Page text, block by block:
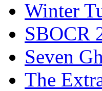
Winter
SBOCR
Seven
The